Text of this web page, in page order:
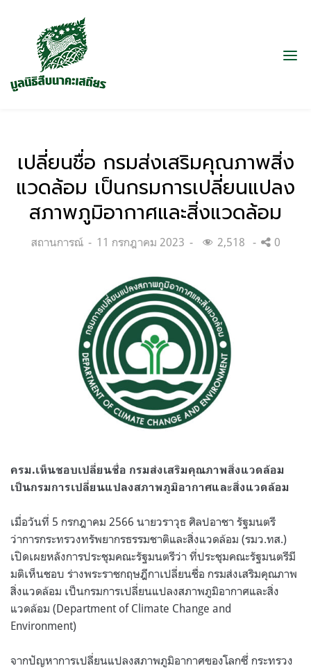
เปลี่ยนชื่อ กรมส่งเสริมคุณภาพสิ่ง
แวดล้อม เป็นกรมการเปลี่ยนแปลง
สภาพภูมิอากาศและสิ่งแวดล้อม
Categories:
สถานการณ์
Posted
11 กรกฎาคม 2023 2,518 0
ครม.เห็นชอบเปลี่ยนชื่อ กรมส่งเสริมคุณภาพสิ่งแวดล้อม
เป็นกรมการเปลี่ยนแปลงสภาพภูมิอากาศและสิ่งแวดล้อม
เมื่อวันที่ 5 กรกฎาคม 2566 นายวราวุธ ศิลปอาชา รัฐมนตรี
ว่าการกระทรวงทรัพยากรธรรมชาติและสิ่งแวดล้อม (รมว.ทส.)
เปิดเผยหลังการประชุมคณะรัฐมนตรีว่า ที่ประชุมคณะรัฐมนตรีมี
มติเห็นชอบ ร่างพระราชกฤษฎีกาเปลี่ยนชื่อ กรมส่งเสริมคุณภาพ
สิ่งแวดล้อม เป็นกรมการเปลี่ยนแปลงสภาพภูมิอากาศและสิ่ง
แวดล้อม (Department of Climate Change and
Environment)
จากปัญหาการเปลี่ยนแปลงสภาพภูมิอากาศของโลกซึ่ กระทรวง